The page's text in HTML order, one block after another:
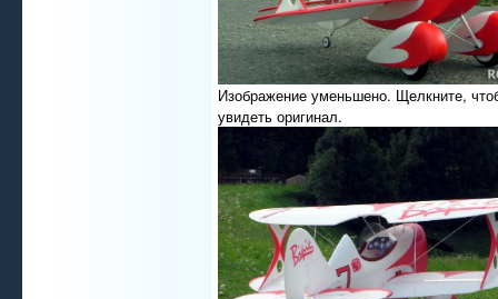
Изображение уменьшено. Щелкните,
увидеть оригинал.